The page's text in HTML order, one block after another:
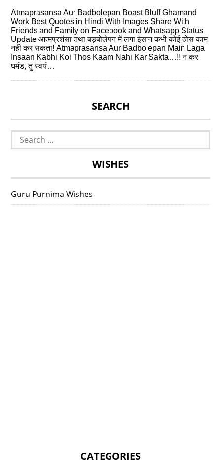
Atmaprasansa Aur Badbolepan Boast Bluff Ghamand
Work Best Quotes in Hindi With Images Share With
Friends and Family on Facebook and Whatsapp Status
Update आत्मप्रशंसा तथा बड़बोलेपन में लगा इंसान कभी कोई ठोस काम
नही कर सकता! Atmaprasansa Aur Badbolepan Main Laga
Insaan Kabhi Koi Thos Kaam Nahi Kar Sakta…!! न कर
घमंड, तु स्वयं…
SEARCH
Search
for:
WISHES
Guru Purnima Wishes
CATEGORIES